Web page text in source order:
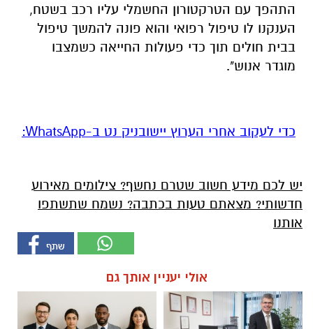
התהפך עם הטרקטורון החשמלי עליו רכב בשטח,
הענקנו לו טיפול רפואי והוא פונה להמשך טיפול
בבית חולים תוך כדי פעולות החייאה כשמצבו
מוגדר אנוש".
‏כדי לעקוב אחרי הערוץ יישובניק נט ב-WhatsApp:‏‏‏
יש לכם מידע חשוב שטרם נחשף? צילומים מאירוע
חדשותי? מצאתם טעות בכתבה? נשמח שתשתפו
אותנו
אולי יעניין אותך גם